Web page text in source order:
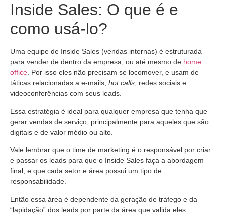
Inside Sales: O que é e
como usá-lo?
Uma equipe de Inside Sales (vendas internas) é estruturada
para vender de dentro da empresa, ou até mesmo de home
office. Por isso eles não precisam se locomover, e usam de
táticas relacionadas a e-mails, hot calls, redes sociais e
videoconferências com seus leads.
Essa estratégia é ideal para qualquer empresa que tenha que
gerar vendas de serviço, principalmente para aqueles que são
digitais e de valor médio ou alto.
Vale lembrar que o time de marketing é o responsável por criar
e passar os leads para que o Inside Sales faça a abordagem
final, e que cada setor e área possui um tipo de
responsabilidade.
Então essa área é dependente da geração de tráfego e da
“lapidação” dos leads por parte da área que valida eles.